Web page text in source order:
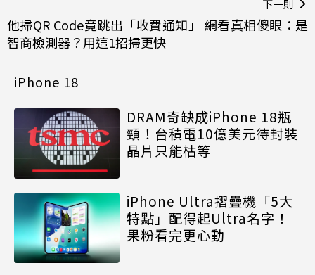
下一則
他掃QR Code竟跳出「收費通知」 網看真相傻眼：是
智商檢測器？用這1招掃更快
iPhone 18
DRAM奇缺成iPhone 18瓶
頸！台積電10億美元待封裝
晶片只能枯等
iPhone Ultra摺疊機「5大
特點」配得起Ultra名字！
果粉看完更心動